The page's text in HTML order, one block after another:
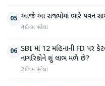
05 આજે આ રાજ્યોમાં ભારે પવન
4 દિવસ પહેલા
06 SBI માં 12 મહિનાની FD પર
નાગરિકોને શું લાભ મળે છે?
2 દિવસ પહેલા